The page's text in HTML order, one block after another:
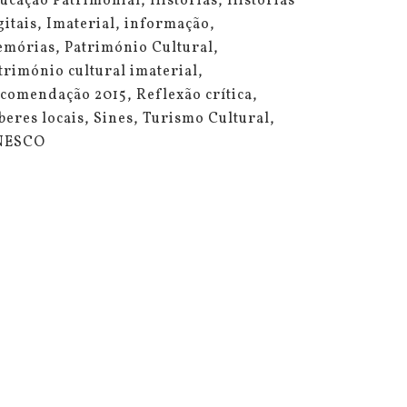
Imaterial informação
Património Cultural
cultural imaterial
2015 Reflexão crítica
locais Sines Turismo Cultural